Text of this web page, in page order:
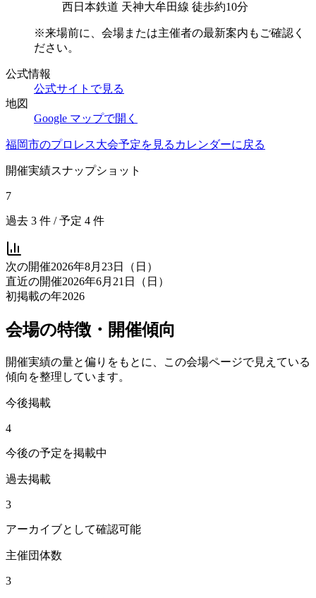
西日本鉄道 天神大牟田線 徒歩約10分
※来場前に、会場または主催者の最新案内もご確認く
ださい。
公式情報
公式サイトで見る
地図
Google マップで開く
福岡市のプロレス大会予定を見る カレンダーに戻る
開催実績スナップショット
7
過去 3 件 / 予定 4 件
次の開催2026年8月23日（日）
直近の開催2026年6月21日（日）
初掲載の年2026
会場の特徴・開催傾向
開催実績の量と偏りをもとに、この会場ページで見えている
傾向を整理しています。
今後掲載
4
今後の予定を掲載中
過去掲載
3
アーカイブとして確認可能
主催団体数
3